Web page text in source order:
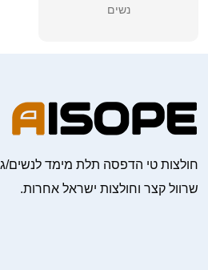
נשים
חולצות טי הדפסה תלת מימד לנשים/
שרוול קצר וחולצות ישראל אחרות.